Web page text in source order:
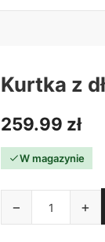
Kurtka z
259.99 zł
W magazynie
− +